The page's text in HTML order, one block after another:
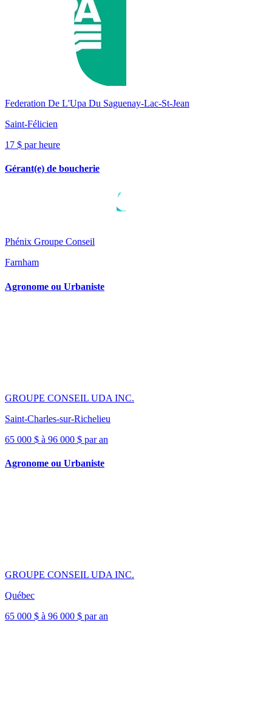
Federation De L'Upa Du Saguenay-Lac-St-Jean
Saint-Félicien
17 $ par heure
Gérant(e) de boucherie
Phénix Groupe Conseil
Farnham
Agronome ou Urbaniste
GROUPE CONSEIL UDA INC.
Saint-Charles-sur-Richelieu
65 000 $ à 96 000 $ par an
Agronome ou Urbaniste
GROUPE CONSEIL UDA INC.
Québec
65 000 $ à 96 000 $ par an